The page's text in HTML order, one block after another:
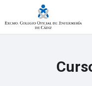
Salta al contenido principal